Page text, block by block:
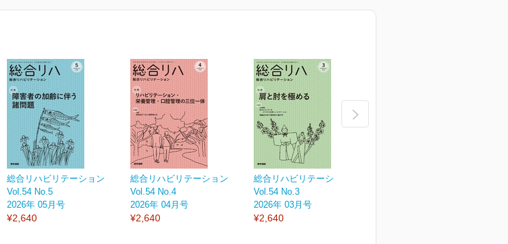
総合リハビリテーション
Vol.54 No.5
2026年 05月号
¥2,640
総合リハビリテーション
Vol.54 No.4
2026年 04月号
¥2,640
総合リハビリテーション
Vol.54 No.3
2026年 03月号
¥2,640